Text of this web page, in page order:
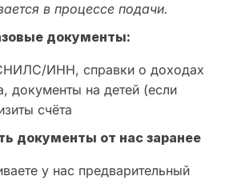
в процессе подачи.
документы:
ИНН, справки о доходах
документы на детей (если
счёта
документы от нас заранее
у нас предварительный